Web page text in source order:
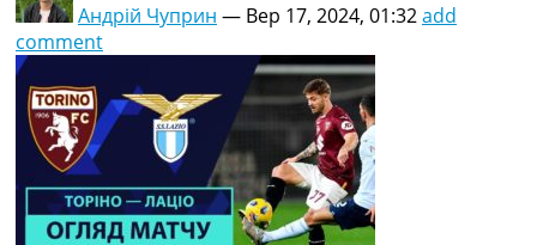
Андрій Чуприн — Вер 17, 2024, 01:32add
comment